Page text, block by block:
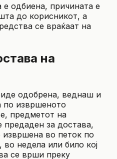
одбиена, причината е
до корисникот, а
се враќаат на
на
одобрена, веднаш и
по извршеното
предметот на
за достава,
извршена во петок по
во недела или било кој
се врши преку